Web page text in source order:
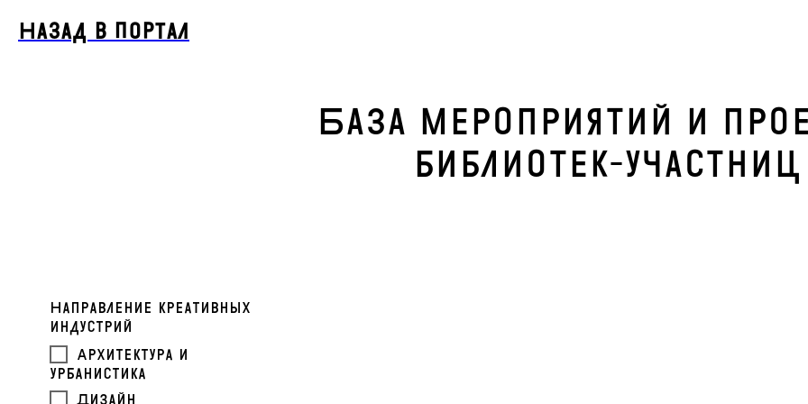
Назад в портал
База мероприятий и
библиотек-участниц
Направление креативных
индустрий
Архитектура и
урбанистика
Дизайн